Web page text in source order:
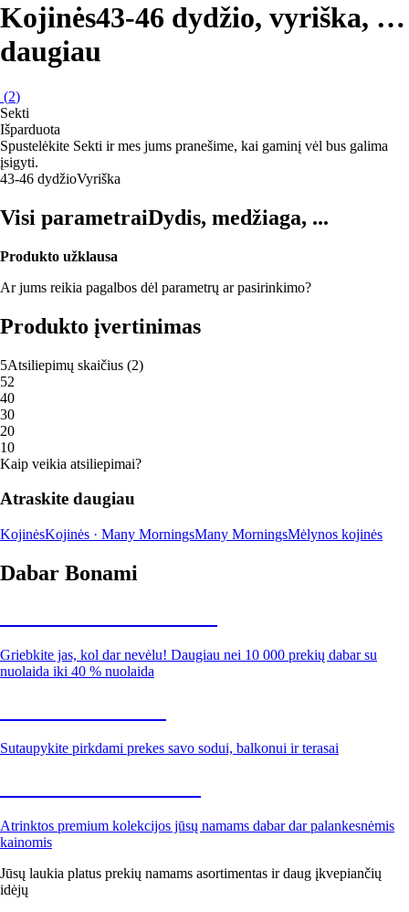
Kojinės43-46 dydžio, vyriška, …
daugiau
(2)
Sekti
Išparduota
Spustelėkite Sekti ir mes jums pranešime, kai gaminį vėl bus galima
įsigyti.
43-46 dydžioVyriška
Visi parametraiDydis, medžiaga, ...
Produkto užklausa
Ar jums reikia pagalbos dėl parametrų ar pasirinkimo?
Produkto įvertinimas
5Atsiliepimų skaičius (2)
52
40
30
20
10
Kaip veikia atsiliepimai?
Atraskite daugiau
KojinėsKojinės · Many MorningsMany MorningsMėlynos kojinės
Dabar Bonami
Griebkite jas, kol dar nevėlu! Daugiau nei 10 000 prekių dabar su
nuolaida iki 40 % nuolaida
Sutaupykite pirkdami prekes savo sodui, balkonui ir terasai
Atrinktos premium kolekcijos jūsų namams dabar dar palankesnėmis
kainomis
Jūsų laukia platus prekių namams asortimentas ir daug įkvepiančių
idėjų